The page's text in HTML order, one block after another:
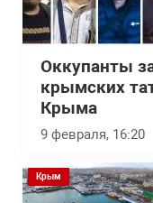
Оккупанты
крымских
Крыма
9 февраля, 16:20
Крым